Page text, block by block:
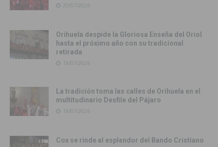
20/07/2026
Orihuela despide la Gloriosa Enseña del Oriol
hasta el próximo año con su tradicional
retirada
19/07/2026
La tradición toma las calles de Orihuela en el
multitudinario Desfile del Pájaro
19/07/2026
Cox se rinde al esplendor del Bando Cristiano